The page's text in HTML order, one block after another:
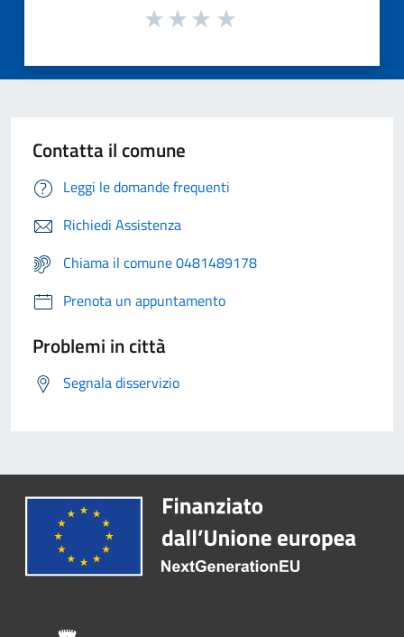
Contatta il comune
Leggi le domande frequenti
Richiedi Assistenza
Chiama il comune 0481489178
Prenota un appuntamento
Problemi in città
Segnala disservizio